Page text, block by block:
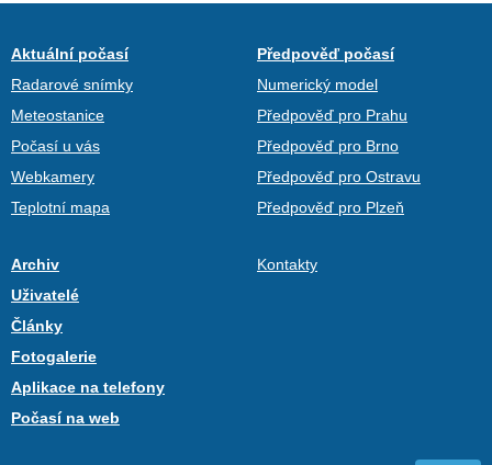
Aktuální počasí
Radarové snímky
Meteostanice
Počasí u vás
Webkamery
Teplotní mapa
Předpověď počasí
Numerický model
Předpověď pro Prahu
Předpověď pro Brno
Předpověď pro Ostravu
Předpověď pro Plzeň
Archiv
Uživatelé
Články
Fotogalerie
Aplikace na telefony
Počasí na web
Kontakty